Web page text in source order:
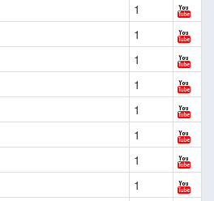
1
1
1
1
1
1
1
1